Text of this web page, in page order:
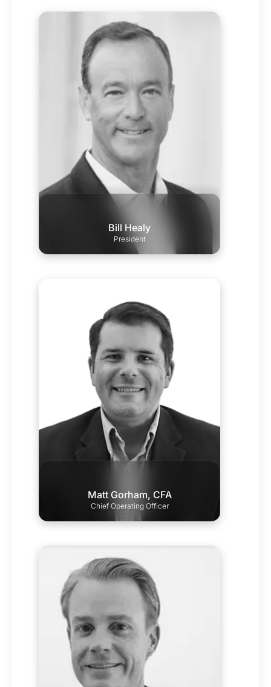
Bill Healy
President
Matt Gorham, CFA
Chief Operating Officer